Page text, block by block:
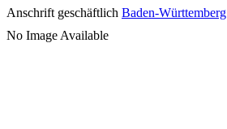
Anschrift geschäftlich Baden-Württemberg
No Image Available